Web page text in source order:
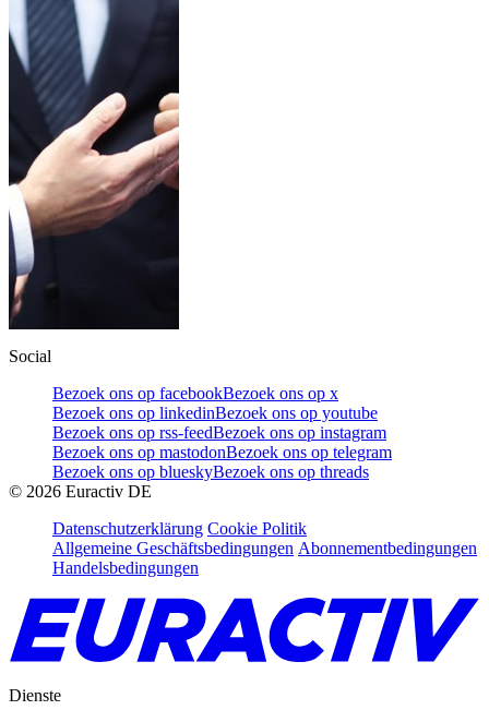
Social
Bezoek ons op facebookBezoek ons op x
Bezoek ons op linkedinBezoek ons op youtube
Bezoek ons op rss-feedBezoek ons op instagram
Bezoek ons op mastodonBezoek ons op telegram
Bezoek ons op blueskyBezoek ons op threads
© 2026 Euractiv DE
Datenschutzerklärung Cookie Politik
Allgemeine Geschäftsbedingungen Abonnementbedingungen
Handelsbedingungen
Dienste